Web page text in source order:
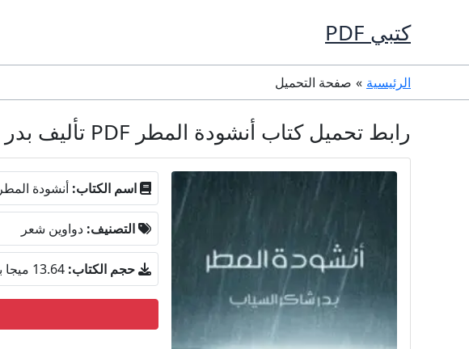
كتبي PDF
الرئيسية صفحة التحميل
رابط تحميل كتاب أنشودة المطر PDF تأليف بدر شاكر السياب كامل مجانا
اسم الكتاب: أنشودة المطر
التصنيف: دواوين شعر
حجم الكتاب: 13.64 ميجا بايت